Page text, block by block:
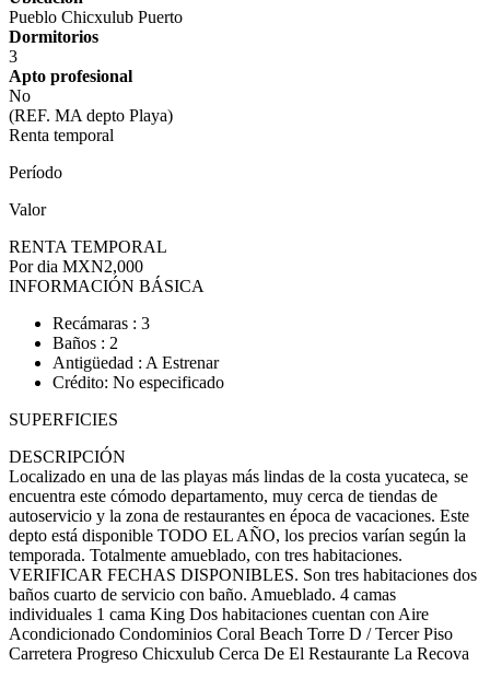
Pueblo Chicxulub Puerto
Dormitorios
3
Apto profesional
No
(REF. MA depto Playa)
Renta temporal
Período
Valor
RENTA TEMPORAL
Por dia MXN2,000
INFORMACIÓN BÁSICA
Recámaras : 3
Baños : 2
Antigüedad : A Estrenar
Crédito: No especificado
SUPERFICIES
DESCRIPCIÓN
Localizado en una de las playas más lindas de la costa yucateca, se
encuentra este cómodo departamento, muy cerca de tiendas de
autoservicio y la zona de restaurantes en época de vacaciones. Este
depto está disponible TODO EL AÑO, los precios varían según la
temporada. Totalmente amueblado, con tres habitaciones.
VERIFICAR FECHAS DISPONIBLES. Son tres habitaciones dos
baños cuarto de servicio con baño. Amueblado. 4 camas
individuales 1 cama King Dos habitaciones cuentan con Aire
Acondicionado Condominios Coral Beach Torre D / Tercer Piso
Carretera Progreso Chicxulub Cerca De El Restaurante La Recova